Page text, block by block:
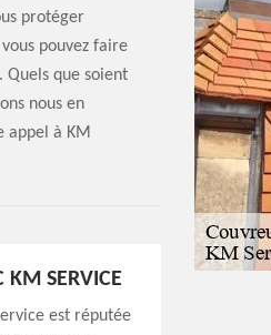
protéger
pouvez faire
que soient
nous en
appel à KM
KM SERVICE
est réputée